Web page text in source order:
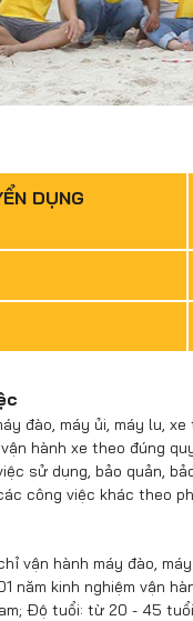
DỤNG
đào, máy ủi, máy lu,
hành xe theo đúng
sử dụng, bảo quản,
công việc khác theo
vận hành máy đào,
năm kinh nghiệm vận
Độ tuổi: từ 20 - 45